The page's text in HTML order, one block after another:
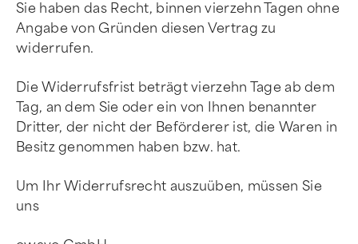
Sie haben das Recht, binnen vierzehn Tagen ohne
Angabe von Gründen diesen Vertrag zu
widerrufen.
Die Widerrufsfrist beträgt vierzehn Tage ab dem
Tag, an dem Sie oder ein von Ihnen benannter
Dritter, der nicht der Beförderer ist, die Waren in
Besitz genommen haben bzw. hat.
Um Ihr Widerrufsrecht auszuüben, müssen Sie
uns